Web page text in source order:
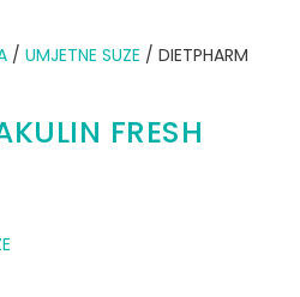
/ UMJETNE SUZE / DIETPHARM
FRESH